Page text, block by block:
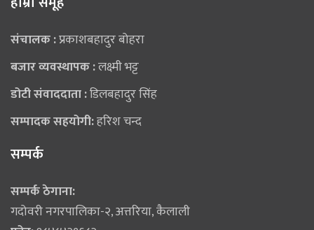
संचालक :प्रकाशबहादुर बोहरा
बजार व्यवस्थापक :लक्ष्मी भट्ट
डोटी संवाददाता :डिलबहादुर सिंह
सम्पादक सहयोगी:हरिश चन्द
सम्पर्क
सम्पर्क ठेगाना:
गदोवरी नगरपालिका-२, अत्तरिया, कैलाली